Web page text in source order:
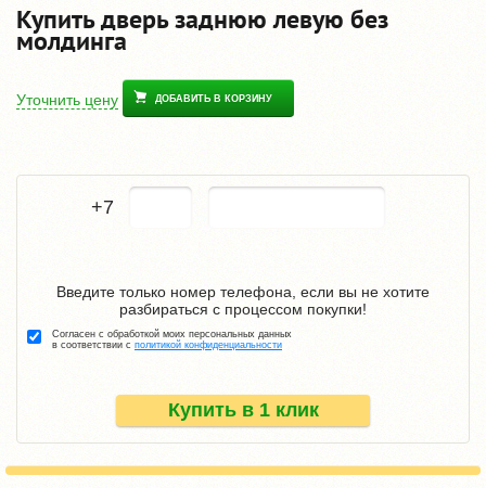
Купить дверь заднюю левую без
молдинга
Уточнить цену ДОБАВИТЬ В КОРЗИНУ
+7
Купить в 1 клик
Введите только номер телефона, если вы не хотите
разбираться с процессом покупки!
Согласен с обработкой моих персональных данных
в соответствии с политикой конфиденциальности